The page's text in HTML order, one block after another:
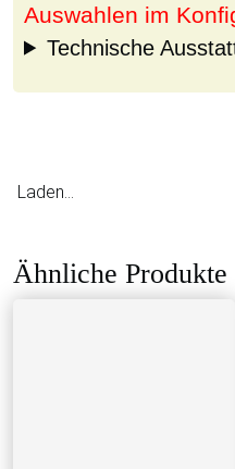
Auswahlen im
Technische
Laden...
Ähnliche Produkte